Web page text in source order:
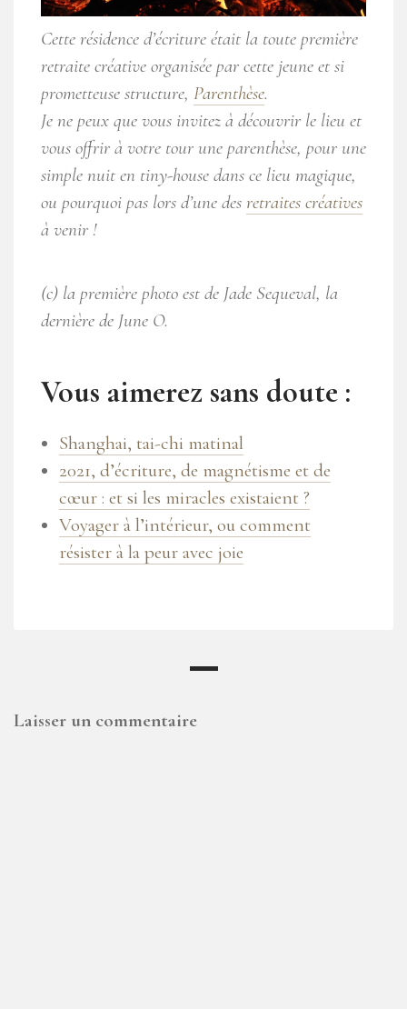
Cette résidence d’écriture était la toute première
retraite créative organisée par cette jeune et si
prometteuse structure, Parenthèse.
Je ne peux que vous invitez à découvrir le lieu et
vous offrir à votre tour une parenthèse, pour une
simple nuit en tiny-house dans ce lieu magique,
ou pourquoi pas lors d’une des retraites créatives
à venir !
(c) la première photo est de Jade Sequeval, la
dernière de June O.
Vous aimerez sans doute :
Shanghai, tai-chi matinal
2021, d’écriture, de magnétisme et de
cœur : et si les miracles existaient ?
Voyager à l’intérieur, ou comment
résister à la peur avec joie
Laisser un commentaire